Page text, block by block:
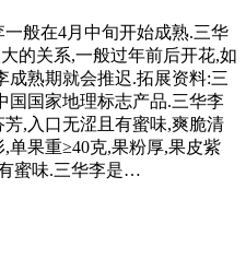
般在4月中旬开始成熟.三华
的关系,一般过年前后开花,如
成熟期就会推迟.拓展资料:三
国国家地理标志产品.三华李
,入口无涩且有蜜味,爽脆清
单果重≥40克,果粉厚,果皮紫
蜜味.三华李是…